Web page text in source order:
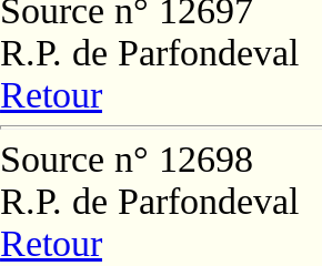
Source n° 12697
R.P. de Parfondeval
Retour
Source n° 12698
R.P. de Parfondeval
Retour